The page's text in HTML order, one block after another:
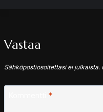
Vastaa
Sähköpostiosoitettasi ei julkaista.
*